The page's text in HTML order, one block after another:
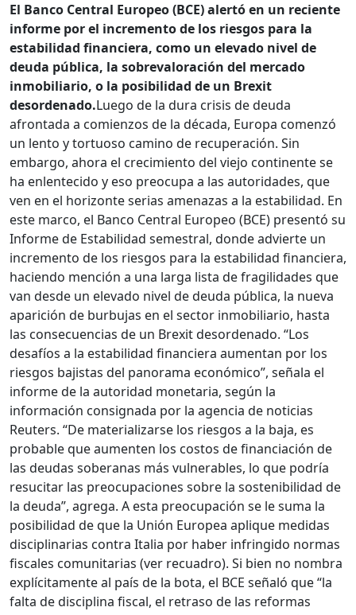
El Banco Central Europeo (BCE) alertó en un reciente
informe por el incremento de los riesgos para la
estabilidad financiera, como un elevado nivel de
deuda pública, la sobrevaloración del mercado
inmobiliario, o la posibilidad de un Brexit
desordenado.Luego de la dura crisis de deuda
afrontada a comienzos de la década, Europa comenzó
un lento y tortuoso camino de recuperación. Sin
embargo, ahora el crecimiento del viejo continente se
ha enlentecido y eso preocupa a las autoridades, que
ven en el horizonte serias amenazas a la estabilidad. En
este marco, el Banco Central Europeo (BCE) presentó su
Informe de Estabilidad semestral, donde advierte un
incremento de los riesgos para la estabilidad financiera,
haciendo mención a una larga lista de fragilidades que
van desde un elevado nivel de deuda pública, la nueva
aparición de burbujas en el sector inmobiliario, hasta
las consecuencias de un Brexit desordenado. “Los
desafíos a la estabilidad financiera aumentan por los
riesgos bajistas del panorama económico”, señala el
informe de la autoridad monetaria, según la
información consignada por la agencia de noticias
Reuters. “De materializarse los riesgos a la baja, es
probable que aumenten los costos de financiación de
las deudas soberanas más vulnerables, lo que podría
resucitar las preocupaciones sobre la sostenibilidad de
la deuda”, agrega. A esta preocupación se le suma la
posibilidad de que la Unión Europea aplique medidas
disciplinarias contra Italia por haber infringido normas
fiscales comunitarias (ver recuadro). Si bien no nombra
explícitamente al país de la bota, el BCE señaló que “la
falta de disciplina fiscal, el retraso de las reformas